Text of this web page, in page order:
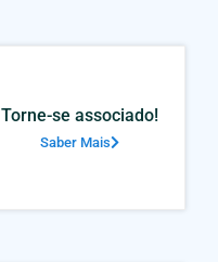
Torne-se associado!
Saber Mais